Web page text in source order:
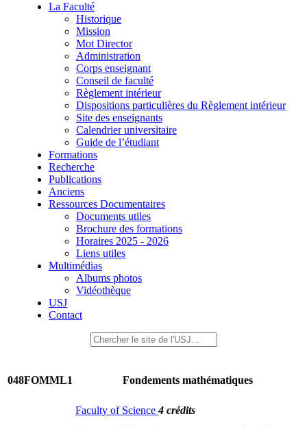
La Faculté
Historique
Mission
Mot Director
Administration
Corps enseignant
Conseil de faculté
Règlement intérieur
Dispositions particulières du Règlement intérieur
Site des enseignants
Calendrier universitaire
Guide de l’étudiant
Formations
Recherche
Publications
Anciens
Ressources Documentaires
Documents utiles
Brochure des formations
Horaires 2025 - 2026
Liens utiles
Multimédias
Albums photos
Vidéothèque
USJ
Contact
048FOMML1 Fondements mathématiques
Faculty of Science4 crédits